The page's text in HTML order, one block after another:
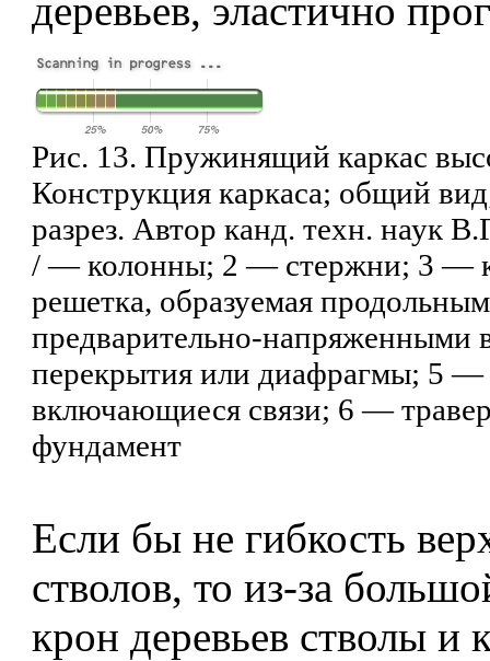
деревьев, эластично
Рис. 13. Пружинящий каркас
Конструкция каркаса; общий
разрез. Автор канд. техн. наук
/ — колонны; 2 — стержни; 3 —
решетка, образуемая
предварительно-напряженными
перекрытия или диафрагмы; 5 —
включающиеся связи; 6 —
фундамент
Если бы не гибкость
стволов, то из-за
крон деревьев стволы и